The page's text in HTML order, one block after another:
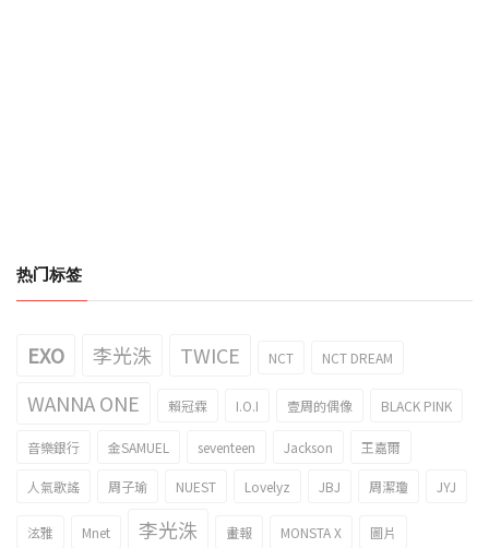
热门标签
EXO 李光洙 TWICE NCT NCT DREAM
WANNA ONE 賴冠霖 I.O.I 壹周的偶像 BLACK PINK
音樂銀行 金SAMUEL seventeen Jackson 王嘉爾
人氣歌謠 周子瑜 NUEST Lovelyz JBJ 周潔瓊 JYJ
泫雅 Mnet 李光洙 畫報 MONSTA X 圖片